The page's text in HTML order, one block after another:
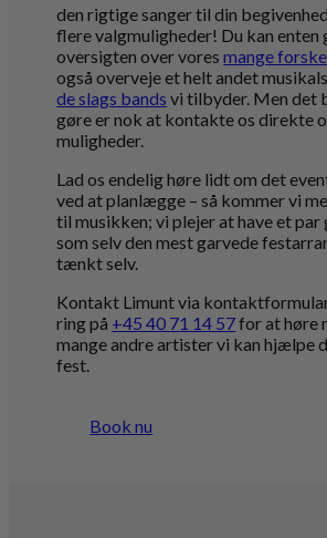
den rigtige sanger til din
flere valgmuligheder! Du kan enten
oversigten over voresmange
også overveje et helt andet
de slags bands vi tilbyder. Men det
gøre er nok at kontakte os direkte
muligheder.
Lad os endelig høre lidt om det
ved at planlægge – så kommer vi
til musikken; vi plejer at have et
som selv den mest garvede
tænkt selv.
Kontakt Limunt via
ring på +45 40 71 14 57for at høre
mange andre artister vi kan hjælpe
fest.
Book nu